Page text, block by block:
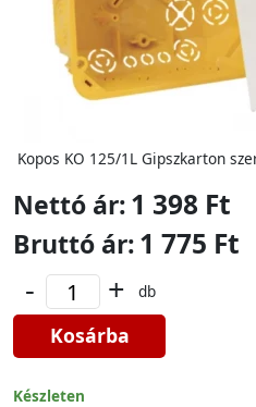
Kopos KO 125/1L Gipszkarton
Nettó ár:1 398 Ft
Bruttó ár:1 775 Ft
- + db
Kosárba
Készleten